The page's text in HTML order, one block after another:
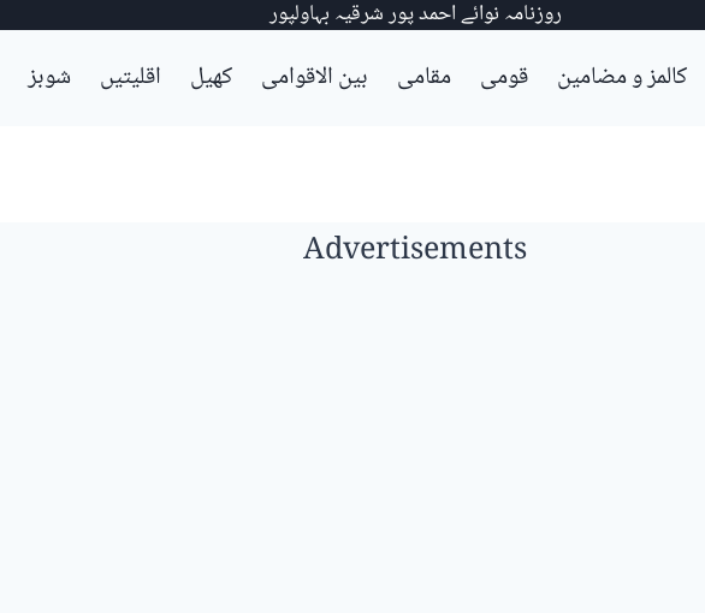
روزنامہ نوائے احمد پور شرقیہ بہاولپور
کالمز و مضامین قومی مقامی بین الاقوامی کھیل اقلیتیں شوبز
Advertisements